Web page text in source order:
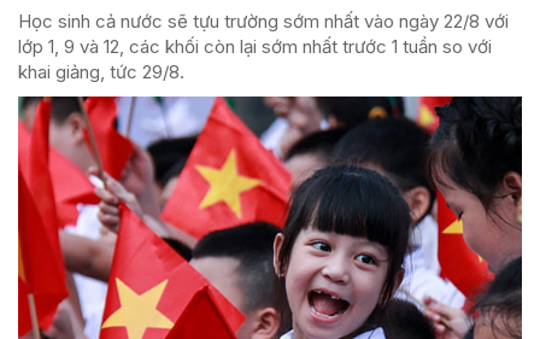
Học sinh cả nước sẽ tựu trường sớm nhất vào ngày 22/8 với
lớp 1, 9 và 12, các khối còn lại sớm nhất trước 1 tuần so với
khai giảng, tức 29/8.